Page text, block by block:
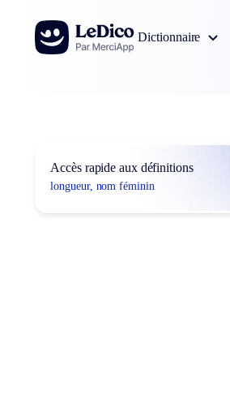
Aller au contenu
Dictionnaire
Accès rapide aux définitions
longueur, nom féminin